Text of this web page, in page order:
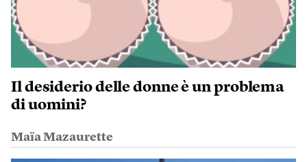
Il desiderio delle donne è un problema
di uomini?
Maïa Mazaurette